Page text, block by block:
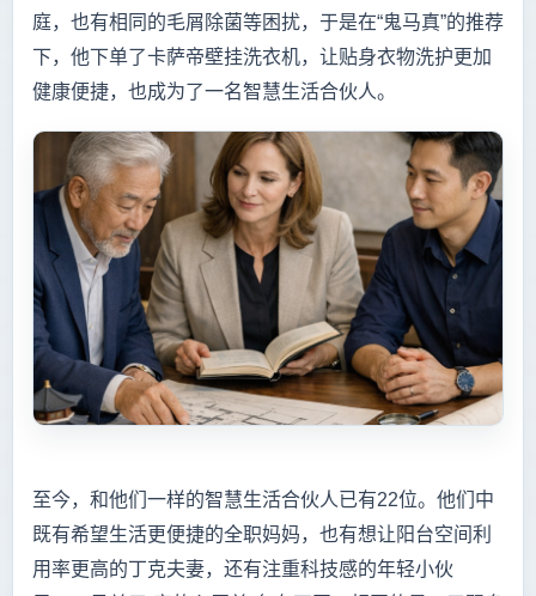
庭，也有相同的毛屑除菌等困扰，于是在“鬼马真”的推荐
下，他下单了卡萨帝壁挂洗衣机，让贴身衣物洗护更加
健康便捷，也成为了一名智慧生活合伙人。
至今，和他们一样的智慧生活合伙人已有22位。他们中
既有希望生活更便捷的全职妈妈，也有想让阳台空间利
用率更高的丁克夫妻，还有注重科技感的年轻小伙